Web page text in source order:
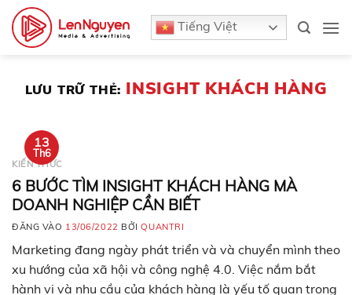
qua
Tiếng Việt
LƯU TRỮ THẺ: INSIGHT KHÁCH HÀNG
13
Th6
KIẾN THỨC
6 BƯỚC TÌM INSIGHT KHÁCH HÀNG MÀ
DOANH NGHIỆP CẦN BIẾT
ĐĂNG VÀO 13/06/2022 BỞIQUANTRI
Marketing đang ngày phát triển và và chuyển mình theo
xu hướng của xã hội và công nghệ 4.0. Việc nắm bắt
hành vi và nhu cầu của khách hàng là yếu tố quan trọng